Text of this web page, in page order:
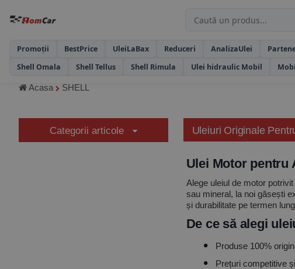
Promoții BestPrice UleiLaBax Reduceri AnalizaUlei
Shell Omala
Shell Tellus Shell Rimula Ulei hidraulic Mobil
Acasa SHELL
Categorii articole Uleiuri Originale
Ulei Motor pentru
Alege uleiul de motor
sau mineral, la noi găsești
și durabilitate pe termen
De ce să alegi
Produse 100%
Prețuri competitive